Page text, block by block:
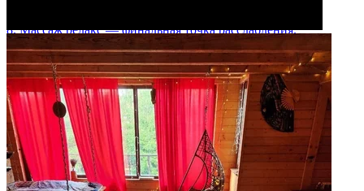
8. Массаж релакс — финальная точка расслабления.
9. Чаепитие на кухне с травами / ягодами (по желанию).